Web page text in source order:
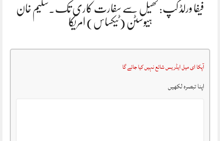
فیفا ورلڈ کپ: کھیل سے سفارت کاری تک۔سلیم خان
ہیوسٹن (ٹیکساس) امریکا
آپکا ای میل ایڈریس شائع نہیں کیا جائے گا
اپنا تبصرہ لکھیں